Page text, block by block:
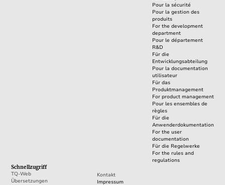
Pour la sécurité
Pour la gestion des
produits
For the development
department
Pour le département
R&D
Für die
Entwicklungsabteilung
Pour la documentation
utilisateur
Für das
Produktmanagement
For product management
Pour les ensembles de
règles
Für die
Anwenderdokumentation
For the user
documentation
Für die Regelwerke
For the rules and
regulations
Schnellzugriff
TQ-Web
Übersetzungen
Kontakt
Impressum